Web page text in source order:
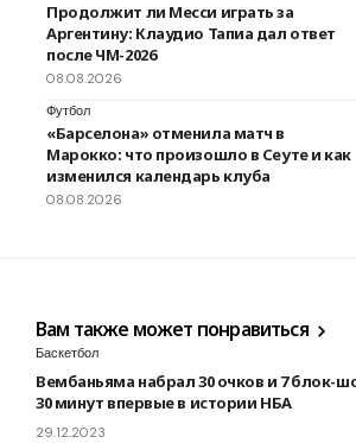
Продолжит ли Месси играть за
Аргентину: Клаудио Тапиа дал ответ
после ЧМ-2026
08.08.2026
Футбол
«Барселона» отменила матч в
Марокко: что произошло в Сеуте и как
изменился календарь клуба
08.08.2026
Вам также может понравиться
Баскетбол
Вембаньяма набрал 30 очков и 7 блок-
30 минут впервые в истории НБА
29.12.2023